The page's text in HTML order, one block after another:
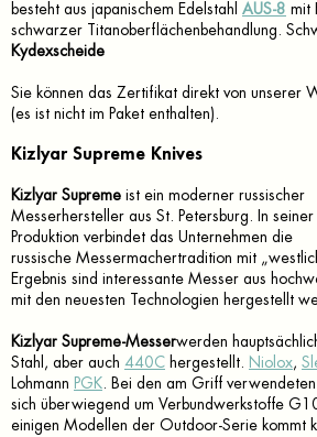
besteht aus japanischem Edelstahl AUS-8 mit
schwarzer Titanoberflächenbehandlung.
Kydexscheide
Sie können das Zertifikat direkt von unserer
(es ist nicht im Paket enthalten).
Kizlyar Supreme Knives
Kizlyar Supreme ist ein moderner russischer
Messerhersteller aus St. Petersburg. In seiner
Produktion verbindet das Unternehmen die
russische Messermachertradition mit
Ergebnis sind interessante Messer aus
mit den neuesten Technologien hergestellt
Kizlyar Supreme-Messerwerden
Stahl, aber auch 440C hergestellt. Niolox,
Lohmann PGK . Bei den am Griff
sich überwiegend um Verbundwerkstoffe
einigen Modellen der Outdoor-Serie kommt